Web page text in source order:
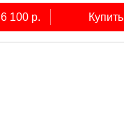
коаксиальные
двухполосные, 2 шт.
6 100 р. Купить